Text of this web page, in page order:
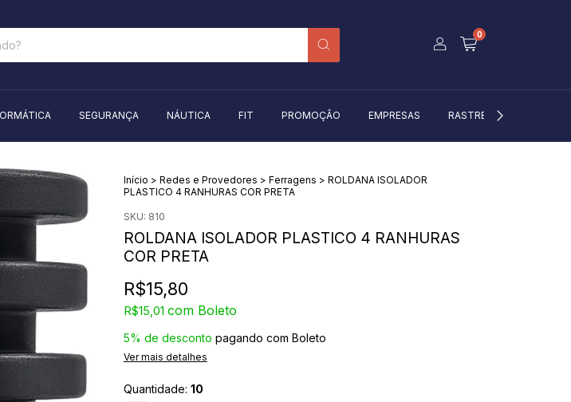
0
SEGURANÇA NÁUTICA FIT PROMOÇÃO EMPRESAS RASTREIO
Início > Redes e Provedores > Ferragens > ROLDANA ISOLADOR
PLASTICO 4 RANHURAS COR PRETA
SKU: 810
ROLDANA ISOLADOR PLASTICO 4 RANHURAS
COR PRETA
R$15,80
R$15,01 com Boleto
5% de desconto pagando com Boleto
Ver mais detalhes
Quantidade: 10